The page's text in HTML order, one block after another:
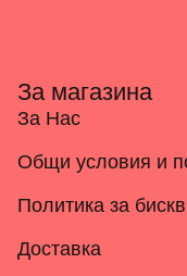
За магазина
За Нас
Общи условия и
Политика за
Доставка